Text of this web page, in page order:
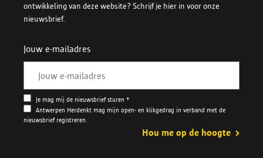
ontwikkeling van deze website? Schrijf je hier in voor onze
nieuwsbrief.
Jouw e-mailadres
Je mag mij de nieuwsbrief sturen *
Antwerpen Herdenkt mag mijn open- en klikgedrag in verband met de
nieuwsbrief registreren.
Hou me op de hoogte